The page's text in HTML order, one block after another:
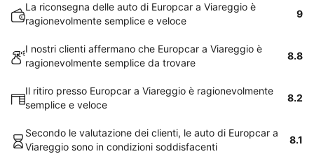
La riconsegna delle auto di Europcar a Viareggio è
ragionevolmente semplice e veloce
9
I nostri clienti affermano che Europcar a Viareggio è
ragionevolmente semplice da trovare
8.8
Il ritiro presso Europcar a Viareggio è ragionevolmente
semplice e veloce
8.2
Secondo le valutazione dei clienti, le auto di Europcar a
Viareggio sono in condizioni soddisfacenti
8.1